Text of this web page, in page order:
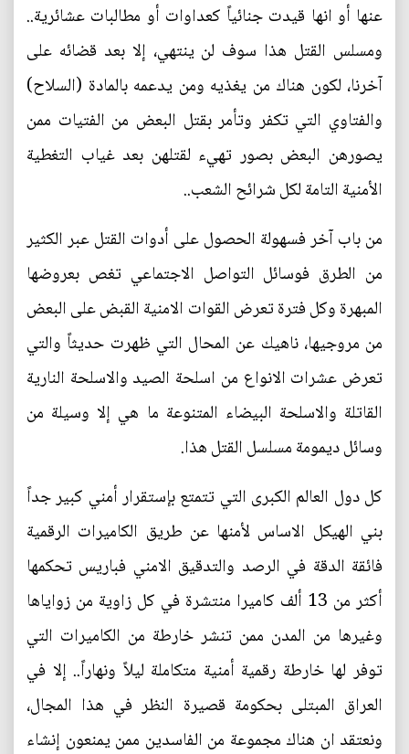
عنها أو انها قيدت جنائياً كعداوات أو مطالبات عشائرية..
ومسلس القتل هذا سوف لن ينتهي، إلا بعد قضائه على
آخرنا، لكون هناك من يغذيه ومن يدعمه بالمادة (السلاح)
والفتاوي التي تكفر وتأمر بقتل البعض من الفتيات ممن
يصورهن البعض بصور تهيء لقتلهن بعد غياب التغطية
الأمنية التامة لكل شرائح الشعب..
من باب آخر فسهولة الحصول على أدوات القتل عبر الكثير
من الطرق فوسائل التواصل الاجتماعي تغص بعروضها
المبهرة وكل فترة تعرض القوات الامنية القبض على البعض
من مروجيها، ناهيك عن المحال التي ظهرت حديثاً والتي
تعرض عشرات الانواع من اسلحة الصيد والاسلحة النارية
القاتلة والاسلحة البيضاء المتنوعة ما هي إلا وسيلة من
وسائل ديمومة مسلسل القتل هذا.
كل دول العالم الكبرى التي تتمتع بإستقرار أمني كبير جداً
بني الهيكل الاساس لأمنها عن طريق الكاميرات الرقمية
فائقة الدقة في الرصد والتدقيق الامني فباريس تحكمها
أكثر من 13 ألف كاميرا منتشرة في كل زاوية من زواياها
وغيرها من المدن ممن تنشر خارطة من الكاميرات التي
توفر لها خارطة رقمية أمنية متكاملة ليلاً ونهاراً.. إلا في
العراق المبتلى بحكومة قصيرة النظر في هذا المجال،
ونعتقد ان هناك مجموعة من الفاسدين ممن يمنعون إنشاء